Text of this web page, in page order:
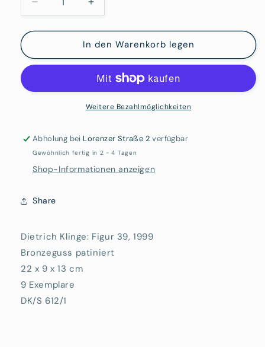
Verringere
die
Menge
Dietrich
39
Erhöhe
die
Menge
für
Dietrich
Figur
39
In den Warenkorb legen
Weitere Bezahlmöglichkeiten
Abholung bei Lorenzer Straße 2 verfügbar
Gewöhnlich fertig in 2 - 4 Tagen
Shop-Informationen anzeigen
Share
Dietrich Klinge: Figur 39, 1999
Bronzeguss patiniert
22 x 9 x 13 cm
9 Exemplare
DK/S 612/1